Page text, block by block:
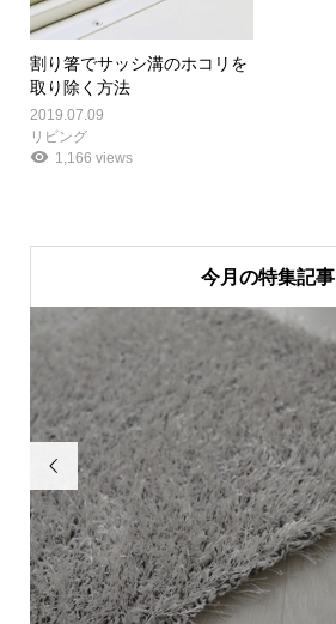
割り箸でサッシ溝のホコリを
取り除く方法
2019.07.09
リビング
1,166 views
今月の特集記事
